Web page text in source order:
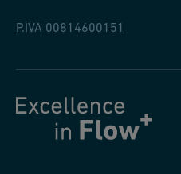
P.IVA 00814600151